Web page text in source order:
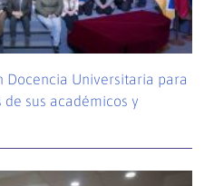
Docencia Universitaria para
sus académicos y